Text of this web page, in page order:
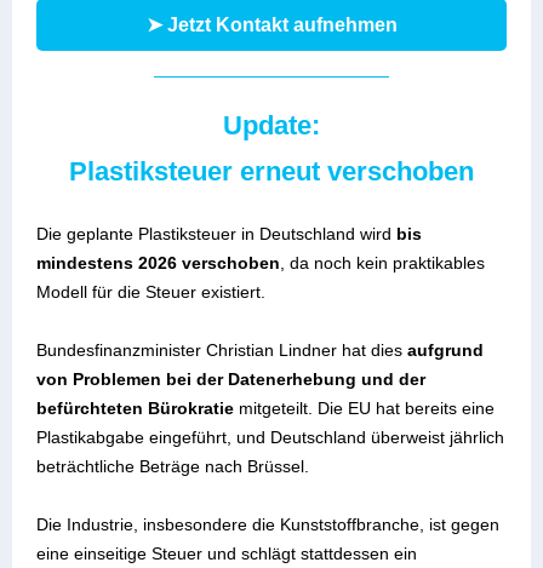
➤ Jetzt Kontakt aufnehmen
Update:
Plastiksteuer erneut verschoben
Die geplante Plastiksteuer in Deutschland wird bis
mindestens 2026 verschoben , da noch kein praktikables
Modell für die Steuer existiert.
Bundesfinanzminister Christian Lindner hat dies aufgrund
von Problemen bei der Datenerhebung und der
befürchteten Bürokratie mitgeteilt. Die EU hat bereits eine
Plastikabgabe eingeführt, und Deutschland überweist jährlich
beträchtliche Beträge nach Brüssel.
Die Industrie, insbesondere die Kunststoffbranche, ist gegen
eine einseitige Steuer und schlägt stattdessen ein